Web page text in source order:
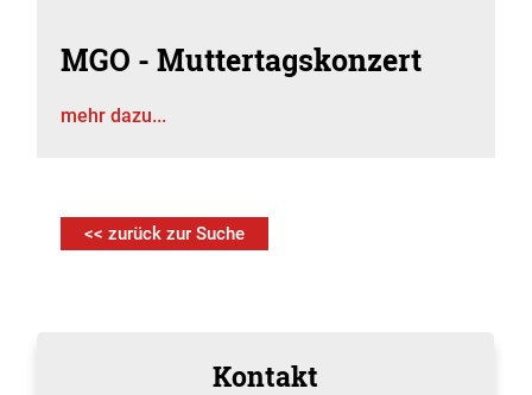
MGO - Muttertagskonzert
mehr dazu...
<< zurück zur Suche
Kontakt